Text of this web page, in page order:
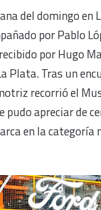
del domingo en
por Pablo
por Hugo
Plata. Tras un
recorrió el
pudo apreciar de
en la categoría